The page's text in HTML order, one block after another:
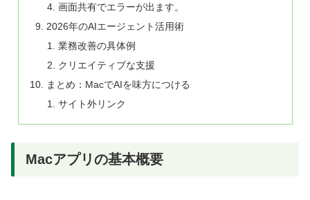
画面共有でエラーが出ます。
2026年のAIエージェント活用術
業務改善の具体例
クリエイティブな支援
まとめ：MacでAIを味方につける
サイト外リンク
Macアプリの基本概要